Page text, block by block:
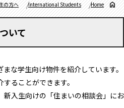
Home
International Students
の方へ
いて
な学生向け物件を紹介しています。
ることができます。
入生向けの「住まいの相談会」にお